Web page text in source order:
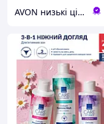
AVON низькі ціни